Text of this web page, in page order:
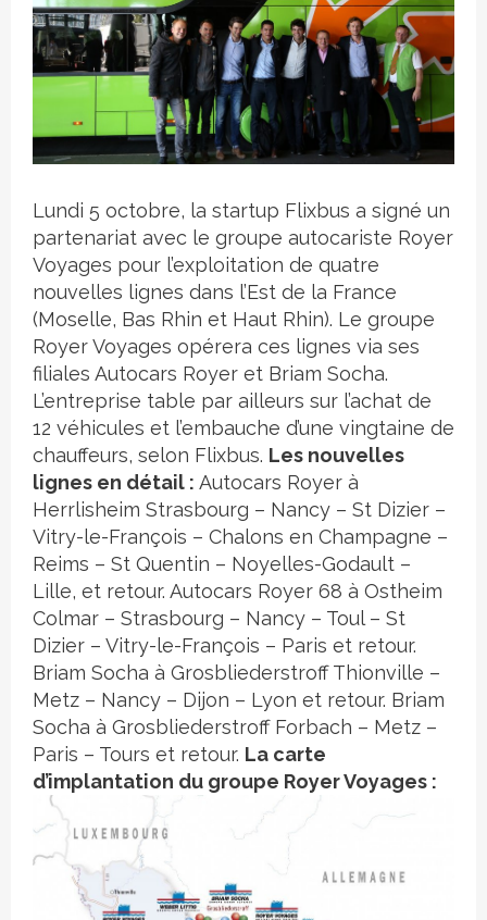
Crédit photo
Lundi 5 octobre, la startup Flixbus a signé un
partenariat avec le groupe autocariste Royer
Voyages pour l’exploitation de quatre
nouvelles lignes dans l’Est de la France
(Moselle, Bas Rhin et Haut Rhin). Le groupe
Royer Voyages opérera ces lignes via ses
filiales Autocars Royer et Briam Socha.
L’entreprise table par ailleurs sur l’achat de
12 véhicules et l’embauche d’une vingtaine de
chauffeurs, selon Flixbus. Les nouvelles
lignes en détail : Autocars Royer à
Herrlisheim Strasbourg – Nancy – St Dizier –
Vitry-le-François – Chalons en Champagne –
Reims – St Quentin – Noyelles-Godault –
Lille, et retour. Autocars Royer 68 à Ostheim
Colmar – Strasbourg – Nancy – Toul – St
Dizier – Vitry-le-François – Paris et retour.
Briam Socha à Grosbliederstroff Thionville –
Metz – Nancy – Dijon – Lyon et retour. Briam
Socha à Grosbliederstroff Forbach – Metz –
Paris – Tours et retour. La carte
d’implantation du groupe Royer Voyages :